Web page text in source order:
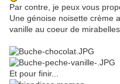
Par contre, je peux vous
Une génoise noisette crème
vanille au coeur de
Et pour finir...